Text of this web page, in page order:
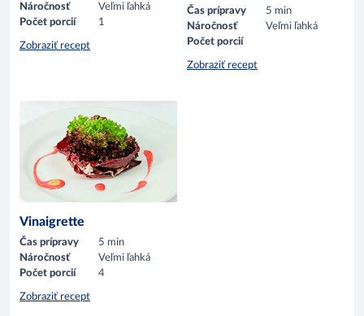
Náročnosť
Veľmi ľahká
Počet porcií
1
Zobraziť recept
Čas prípravy
5 min
Náročnosť
Veľmi ľahká
Počet porcií
Zobraziť recept
Vinaigrette
Čas prípravy
5 min
Náročnosť
Veľmi ľahká
Počet porcií
4
Zobraziť recept